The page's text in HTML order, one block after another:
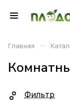
Главная –
Фильтр